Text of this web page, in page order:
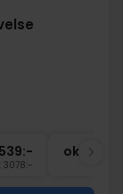
3078:-
okt